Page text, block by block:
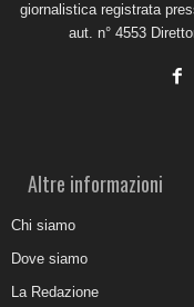
giornalistica registrata
aut. n° 4553
Altre informazioni
Chi siamo
Dove siamo
La Redazione